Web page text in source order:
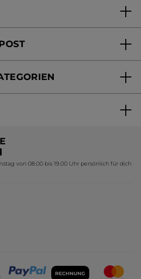
Rocher
von 08.00 bis 19.00 Uhr persönlich für dich